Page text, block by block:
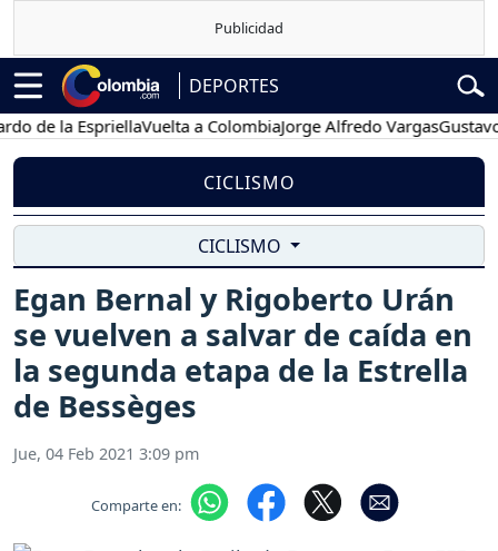
DEPORTES
la EspriellaVuelta a ColombiaJorge Alfredo VargasGustavo Petro
CICLISMO
CICLISMO
Egan Bernal y Rigoberto Urán
se vuelven a salvar de caída en
la segunda etapa de la Estrella
de Bessèges
Jue, 04 Feb 2021 3:09 pm
Comparte en: